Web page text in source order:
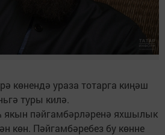
көнендә ураза тотарга киңәш
туры килә.
якын пәйгамбәрләренә яхшылык
көн. Пәйгамбәребез бу көнне